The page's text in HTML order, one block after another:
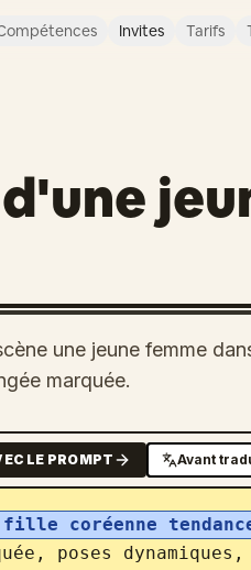
Invites Tarifs
une jeune femme
marquée.
LE PROMPT Avant
fille coréenne
poses